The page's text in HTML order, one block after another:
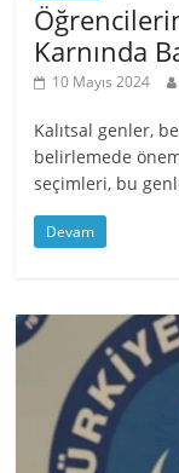
Karnında
10 Mayıs 2024
Kalıtsal genler,
belirlemede
seçimleri, bu
Devam